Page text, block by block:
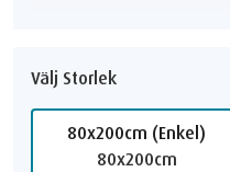
Välj Storlek
80x200cm (Enkel)
80x200cm